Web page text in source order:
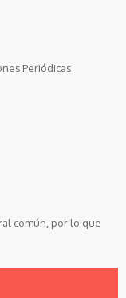
Periódicas
común, por lo que